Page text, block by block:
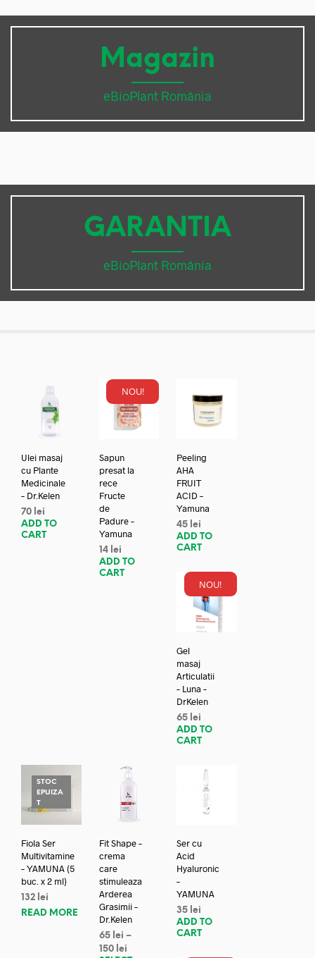
Magazin
eBioPlant România
GARANTIA
eBioPlant România
Ulei masaj
cu Plante
Medicinale
– Dr.Kelen
70 lei
ADD TO
CART
NOU!
Sapun
presat la
rece
Fructe
de
Padure –
Yamuna
14 lei
ADD TO
CART
Peeling
AHA
FRUIT
ACID –
Yamuna
45 lei
ADD TO
CART
NOU!
Gel
masaj
Articulatii
– Luna –
DrKelen
65 lei
ADD TO
CART
STOC
EPUIZA
T
Fiola Ser
Multivitamine
– YAMUNA (5
buc. x 2 ml)
132 lei
READ MORE
Fit Shape –
crema
care
stimuleaza
Arderea
Grasimii –
Dr.Kelen
65 lei –
150 lei
Ser cu
Acid
Hyaluronic
–
YAMUNA
35 lei
ADD TO
CART